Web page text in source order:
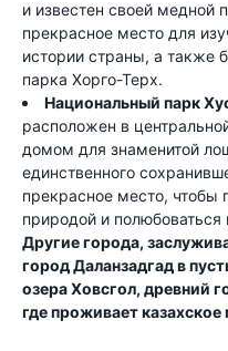
и известен своей
прекрасное место для
истории страны, а также
парка Хорго-Терх.
Национальный парк
расположен в
домом для знаменитой
единственного
прекрасное место, чтобы
природой и
Другие города,
город Даланзадгад в
озера Ховсгол, древний
где проживает